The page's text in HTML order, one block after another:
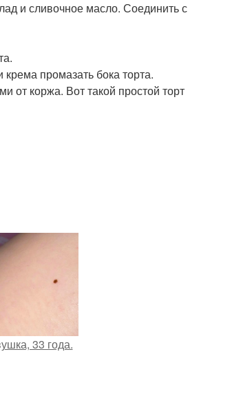
и сливочное масло. Соединить с
промазать бока торта.
от коржа. Вот такой простой торт
33 года.